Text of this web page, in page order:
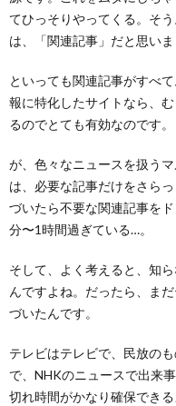
てひっそりやってくる。そ
は、「関連記事」だと思いま
といっても関連記事がすべ
報に特化したサイトなら、
るのでとても有効なのです。
が、色々なニュースを扱う
は、必要な記事だけをさら
づいたら不要な関連記事を
分〜1時間過ぎている…。
そして、よく考えると、知
んですよね。だったら、ま
づいたんです。
テレビはテレビで、民放の
で、NHKのニュースで出来
切れ時間がかなり確保できる